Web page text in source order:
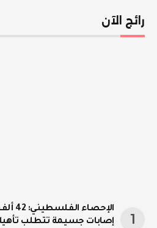
رائج الآن
إصابات جسيمة تتطلب